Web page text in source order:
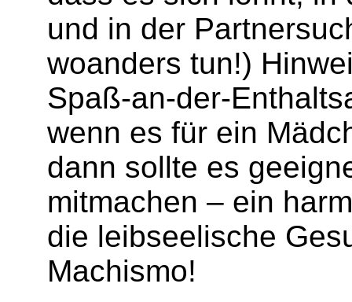
und in der
woanders tun!)
Spaß-an-der-
wenn es für ein
dann sollte es
mitmachen – ein
die leibseelische
Machismo!